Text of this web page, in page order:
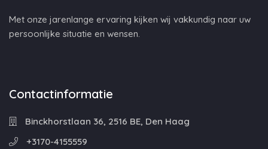
Met onze jarenlange ervaring kijken wij vakkundig naar uw
persoonlijke situatie en wensen.
Contactinformatie
Binckhorstlaan 36, 2516 BE, Den Haag
+3170-4155559